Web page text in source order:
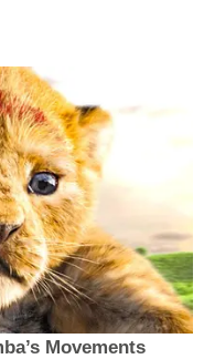
Movements